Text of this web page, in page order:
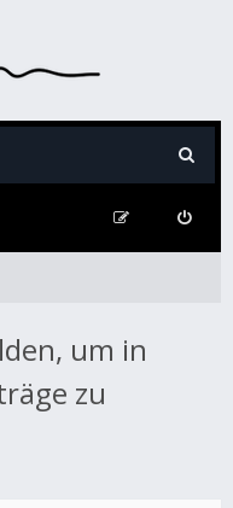
um in
zu